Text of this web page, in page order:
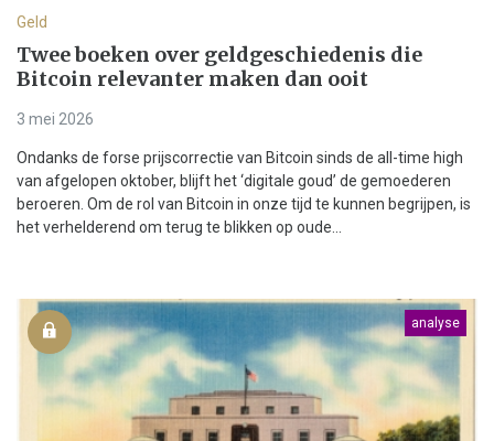
Geld
Twee boeken over geldgeschiedenis die
Bitcoin relevanter maken dan ooit
3 mei 2026
Ondanks de forse prijscorrectie van Bitcoin sinds de all-time high
van afgelopen oktober, blijft het ‘digitale goud’ de gemoederen
beroeren. Om de rol van Bitcoin in onze tijd te kunnen begrijpen, is
het verhelderend om terug te blikken op oude...
analyse